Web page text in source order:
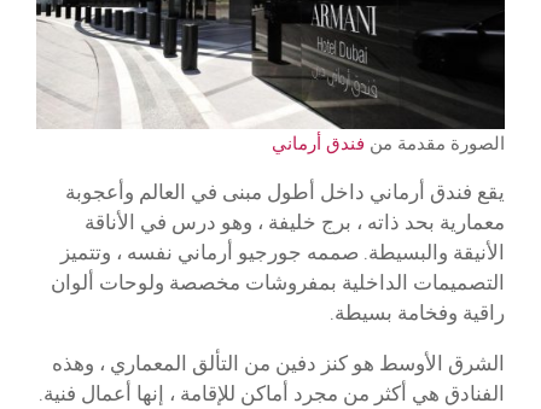
الصورة مقدمة من فندق أرماني
يقع فندق أرماني داخل أطول مبنى في العالم وأعجوبة
معمارية بحد ذاته ، برج خليفة ، وهو درس في الأناقة
الأنيقة والبسيطة. صممه جورجيو أرماني نفسه ، وتتميز
التصميمات الداخلية بمفروشات مخصصة ولوحات ألوان
راقية وفخامة بسيطة.
الشرق الأوسط هو كنز دفين من التألق المعماري ، وهذه
الفنادق هي أكثر من مجرد أماكن للإقامة ، إنها أعمال فنية.